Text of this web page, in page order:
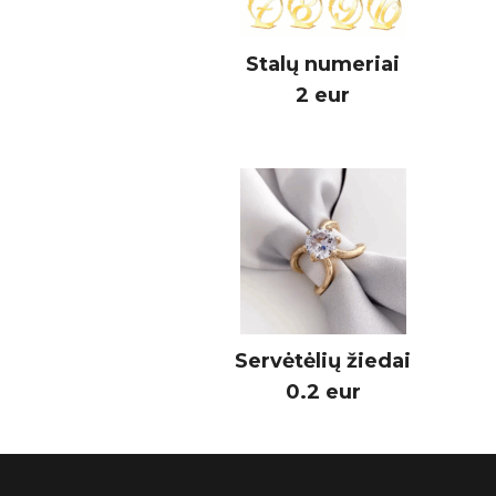
Stalų numeriai
2 eur
Servėtėlių žiedai
0.2 eur